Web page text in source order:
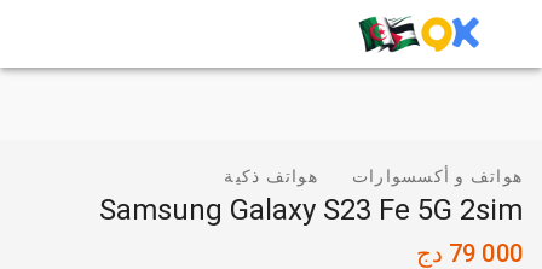
هواتف و أكسسوارات هواتف ذكية
Samsung Galaxy S23 Fe 5G 2sim
79 000 دج